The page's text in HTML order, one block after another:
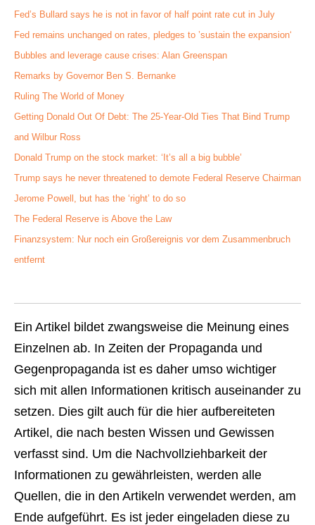
Fed’s Bullard says he is not in favor of half point rate cut in July
Fed remains unchanged on rates, pledges to ’sustain the expansion‘
Bubbles and leverage cause crises: Alan Greenspan
Remarks by Governor Ben S. Bernanke
Ruling The World of Money
Getting Donald Out Of Debt: The 25-Year-Old Ties That Bind Trump
and Wilbur Ross
Donald Trump on the stock market: ‘It’s all a big bubble’
Trump says he never threatened to demote Federal Reserve Chairman
Jerome Powell, but has the ‘right’ to do so
The Federal Reserve is Above the Law
Finanzsystem: Nur noch ein Großereignis vor dem Zusammenbruch
entfernt
Ein Artikel bildet zwangsweise die Meinung eines
Einzelnen ab. In Zeiten der Propaganda und
Gegenpropaganda ist es daher umso wichtiger
sich mit allen Informationen kritisch auseinander zu
setzen. Dies gilt auch für die hier aufbereiteten
Artikel, die nach besten Wissen und Gewissen
verfasst sind. Um die Nachvollziehbarkeit der
Informationen zu gewährleisten, werden alle
Quellen, die in den Artikeln verwendet werden, am
Ende aufgeführt. Es ist jeder eingeladen diese zu